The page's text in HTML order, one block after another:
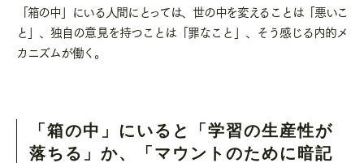
「箱の中」にいる人間にとっては、世の中を変えることは「悪いこ
と」、独自の意見を持つことは「罪なこと」、そう感じる内的メ
カニズムが働く。
「箱の中」にいると「学習の生産性が
落ちる」か、「マウントのために暗記